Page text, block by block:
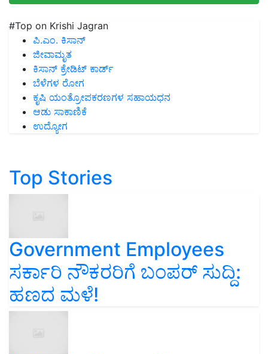
#Top on Krishi Jagran
ಪಿ.ಎಂ. ಕಿಸಾನ್
ಜೀವಾಮೃತ
ಕಿಸಾನ್ ಕ್ರೇಡಿಟ್ ಕಾರ್ಡ್
ಬೆಳೆಗಳ ರೋಗ
ಕೃಷಿ ಯಂತ್ರೋಪಕರಣಗಳ ಸಹಾಯಧನ
ಆಡು ಸಾಕಾಣಿಕೆ
ಉದ್ಯೋಗ
Top Stories
Government Employees
ಸರ್ಕಾರಿ ನೌಕರರಿಗೆ ಬಂಪರ್‌ ಸುದ್ದಿ:
ಹಣದ ಮಳೆ!